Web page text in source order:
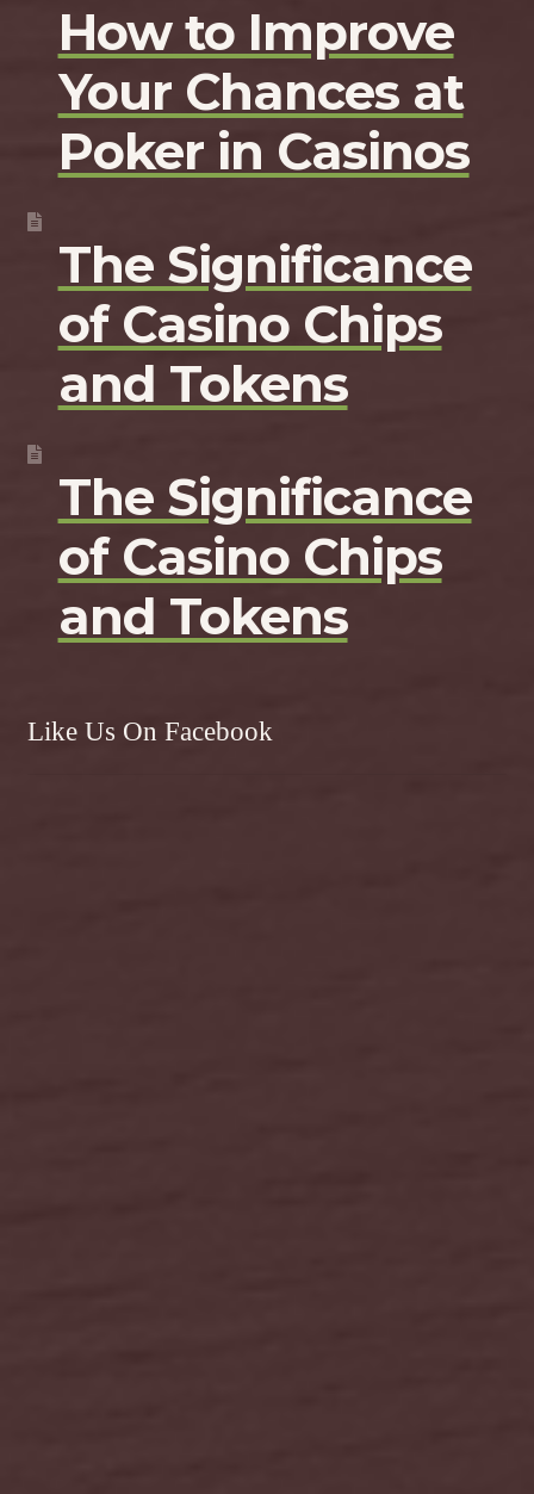
How to Improve
Your Chances at
Poker in Casinos
The Significance
of Casino Chips
and Tokens
The Significance
of Casino Chips
and Tokens
Like Us On Facebook